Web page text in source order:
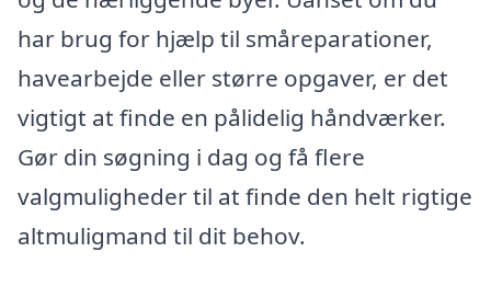
har brug for hjælp til småreparationer,
havearbejde eller større opgaver, er det
vigtigt at finde en pålidelig håndværker.
Gør din søgning i dag og få flere
valgmuligheder til at finde den helt rigtige
altmuligmand til dit behov.